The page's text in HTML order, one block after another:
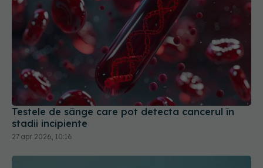
Testele de sânge care pot detecta cancerul în
stadii incipiente
27 apr 2026, 10:16